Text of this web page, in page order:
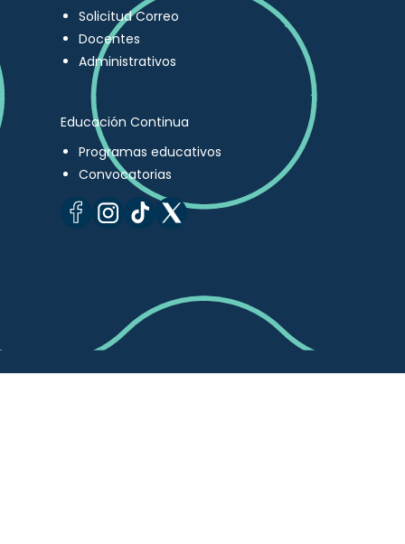
Solicitud Correo
Docentes
Administrativos
Educación Continua
Programas educativos
Convocatorias